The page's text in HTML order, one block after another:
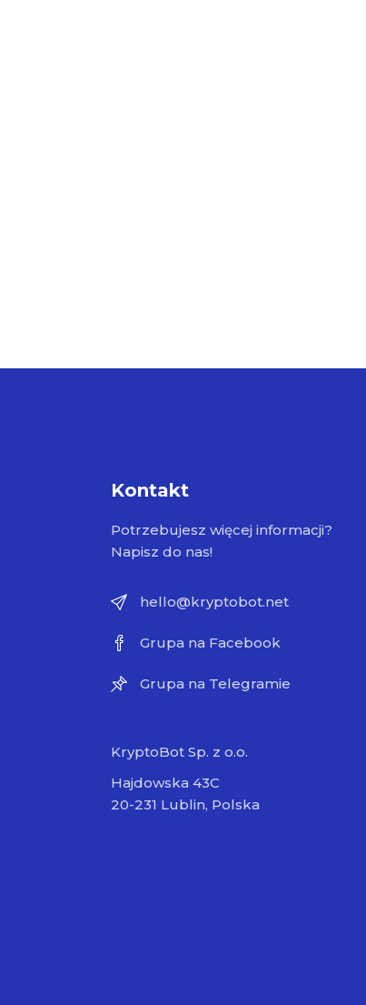
Kontakt
Potrzebujesz więcej informacji?
Napisz do nas!
hello@kryptobot.net
Grupa na Facebook
Grupa na Telegramie
KryptoBot Sp. z o.o.
Hajdowska 43C
20-231 Lublin, Polska